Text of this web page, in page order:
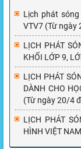
Lịch phát
VTV7 (Từ
LỊCH PHÁT
KHỐI LỚP 9,
LỊCH PHÁT
DÀNH CHO
(Từ ngày 20/4
LỊCH PHÁT
HÌNH VIỆT